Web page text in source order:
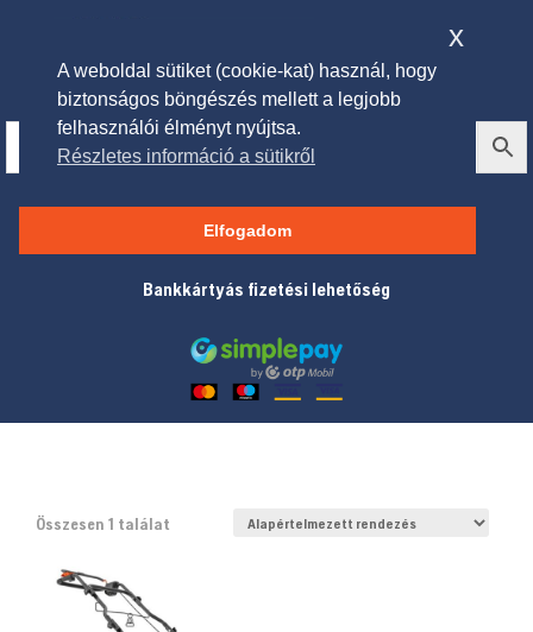
Elektromos gyepszellőztető
Bankkártyás fizetési lehetőség
Összesen 1 találat
A weboldal sütiket (cookie-kat) használ, hogy
biztonságos böngészés mellett a legjobb
felhasználói élményt nyújtsa.
Részletes információ a sütikről
Elfogadom
x